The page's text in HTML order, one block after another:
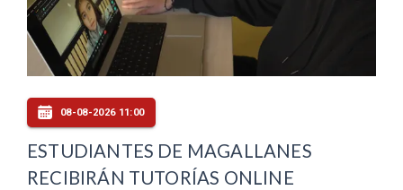
08-08-2026 11:00
ESTUDIANTES DE MAGALLANES
RECIBIRÁN TUTORÍAS ONLINE